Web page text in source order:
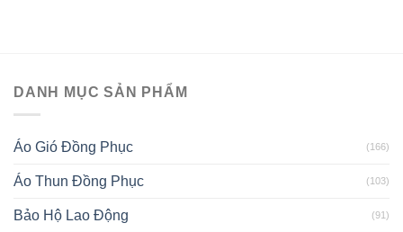
DANH MỤC SẢN PHẨM
Áo Gió Đồng Phục (166)
Áo Thun Đồng Phục (103)
Bảo Hộ Lao Động (91)